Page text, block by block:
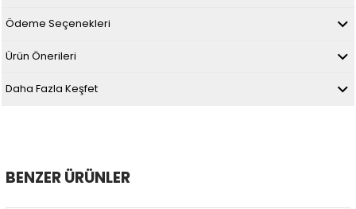
Ödeme Seçenekleri
Ürün Önerileri
Daha Fazla Keşfet
BENZER ÜRÜNLER